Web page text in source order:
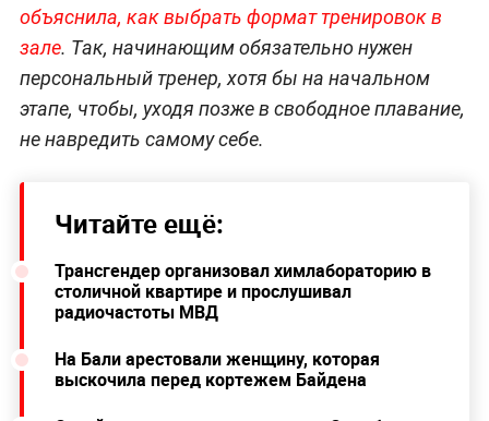
объяснила, как выбрать формат тренировок в
зале. Так, начинающим обязательно нужен
персональный тренер, хотя бы на начальном
этапе, чтобы, уходя позже в свободное плавание,
не навредить самому себе.
Читайте ещё:
Трансгендер организовал химлабораторию в
столичной квартире и прослушивал
радиочастоты МВД
На Бали арестовали женщину, которая
выскочила перед кортежем Байдена